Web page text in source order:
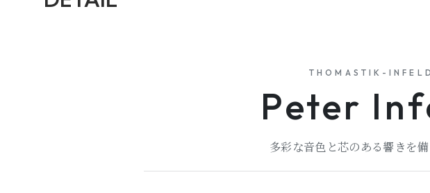
THOMASTIK-
Peter
多彩な音色と芯のある響きを